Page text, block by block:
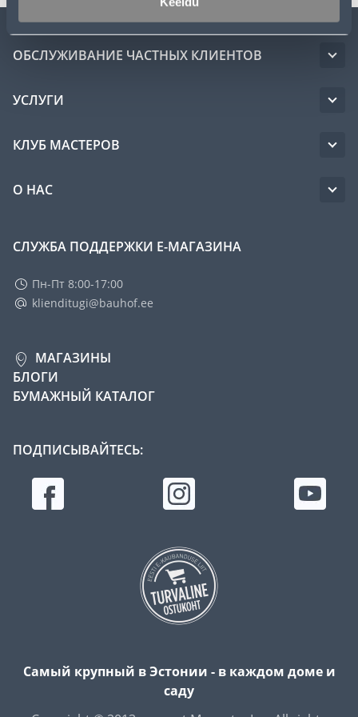
ОБСЛУЖИВАНИЕ ЧАСТНЫХ КЛИЕНТОВ
УСЛУГИ
КЛУБ МАСТЕРОВ
О НАС
СЛУЖБА ПОДДЕРЖКИ Е-МАГАЗИНА
Пн-Пт 8:00-17:00
klienditugi@bauhof.ee
МАГАЗИНЫ
БЛОГИ
БУМАЖНЫЙ КАТАЛОГ
ПОДПИСЫВАЙТЕСЬ:
Самый крупный в Эстонии - в каждом доме и
саду